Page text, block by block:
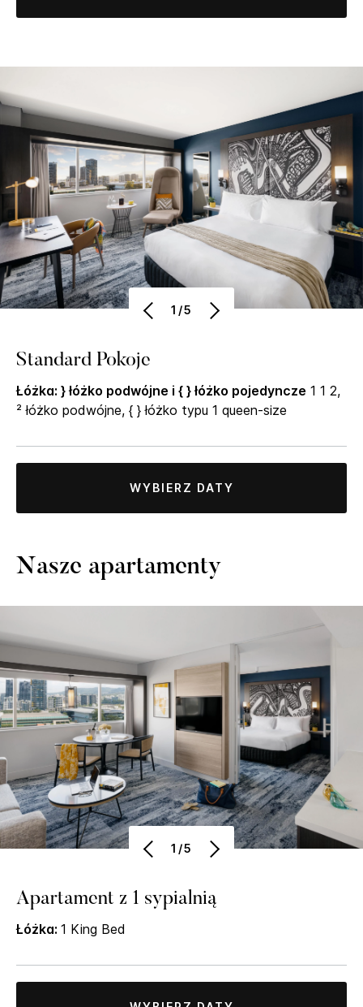
1/5
Standard Pokoje
Łóżka: } łóżko podwójne i { } łóżko pojedyncze 1 1 2,
² łóżko podwójne, { } łóżko typu 1 queen-size
WYBIERZ DATY
Nasze apartamenty
1/5
Apartament z 1 sypialnią
Łóżka: 1 King Bed